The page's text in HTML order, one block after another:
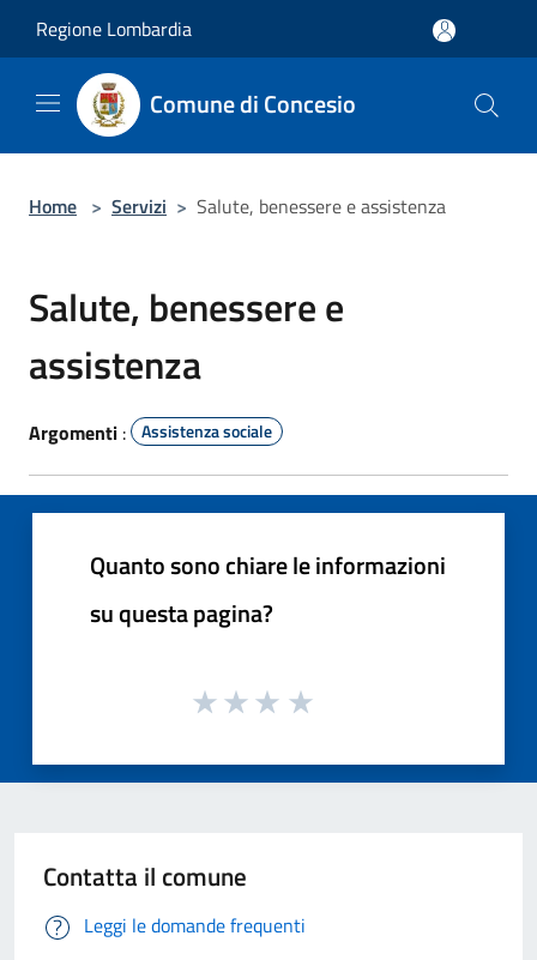
Regione Lombardia
Comune di Concesio
Home > Servizi > Salute, benessere e assistenza
Salute, benessere e
assistenza
Argomenti : Assistenza sociale
Quanto sono chiare le informazioni
su questa pagina?
Contatta il comune
Leggi le domande frequenti